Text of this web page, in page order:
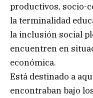
productivos, socio-
la terminalidad
la inclusión social
encuentren en
económica.
Está destinado a
encontraban bajo